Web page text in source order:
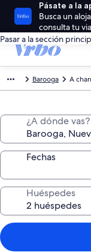
Pásate a la
Busca un
consulta tu
Pasar a la sección
Barooga A
¿A dónde vas?
Fechas
Huéspedes